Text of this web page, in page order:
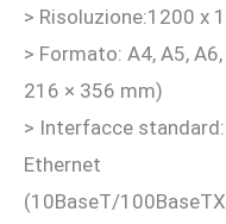
> Risoluzione:1200 x
> Formato: A4, A5,
216 × 356 mm)
> Interfacce standard:
Ethernet
(10BaseT/